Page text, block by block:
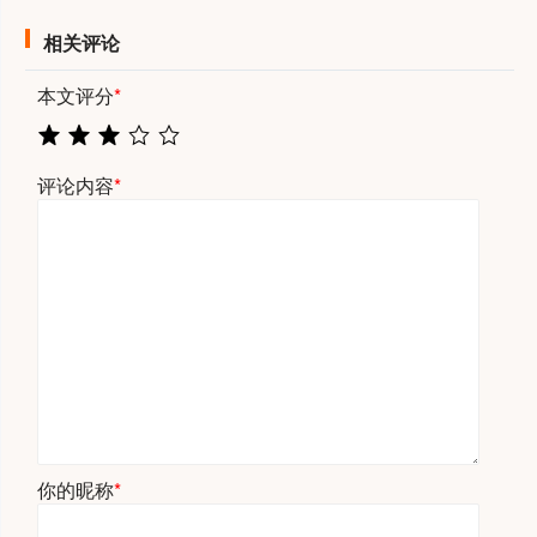
相关评论
本文评分*
评论内容*
你的昵称*